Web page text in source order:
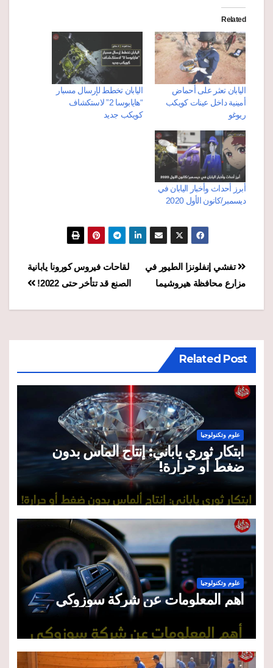
Related
اليابان تعثر على أحماض
أمينية داخل عينات كويكب
ريوغو
اليابان تخطط لإرسال مسبار
“هايابوسا 2” لاستكشاف
كويكب جديد
أبرز أحداث وأخبار اليابان في
ديسمبر/كانون الأول 2020
تصفّح
المقالات
لقاحات فيروس كورونا يابانية
الصنع قد تتأخر حتى 2022!
تفشي إنفلونزا الطيور في
مزارع محافظة هيروشيما
Related Post
علوم وتكنولوجيا
ابتكار ثوري ياباني: إنتاج ألماس بدون
ضغط أو حرارة!
علوم وتكنولوجيا
أهم المعلومات عن شركة سوزوكي